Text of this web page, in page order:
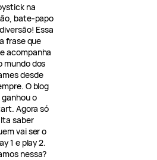
na
bate-papo
Essa
frase que
acompanha
mundo dos
desde
O blog
ganhou o
Agora só
saber
vai ser o
1 e play 2.
nessa?